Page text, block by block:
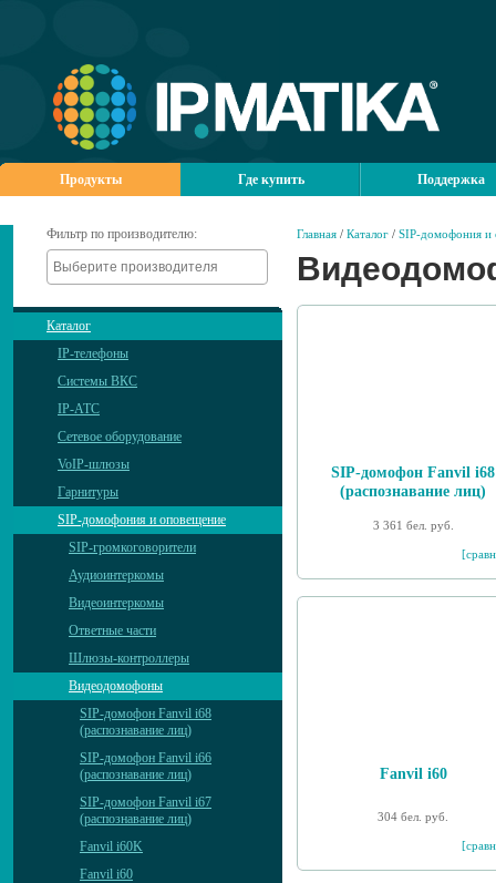
Продукты Где купить Поддержка
Фильтр по производителю:
Каталог
IP-телефоны
Системы ВКС
IP-АТС
Сетевое оборудование
VoIP-шлюзы
Гарнитуры
SIP-домофония и оповещение
SIP-громкоговорители
Аудиоинтеркомы
Видеоинтеркомы
Ответные части
Шлюзы-контроллеры
Видеодомофоны
SIP-домофон Fanvil i68
(распознавание лиц)
SIP-домофон Fanvil i66
(распознавание лиц)
SIP-домофон Fanvil i67
(распознавание лиц)
Fanvil i60K
Fanvil i60
Главная / Каталог / SIP-домофония и
SIP-домофон Fanvil i68
(распознавание лиц)
3 361 бел. руб.
Fanvil i60
304 бел. руб.